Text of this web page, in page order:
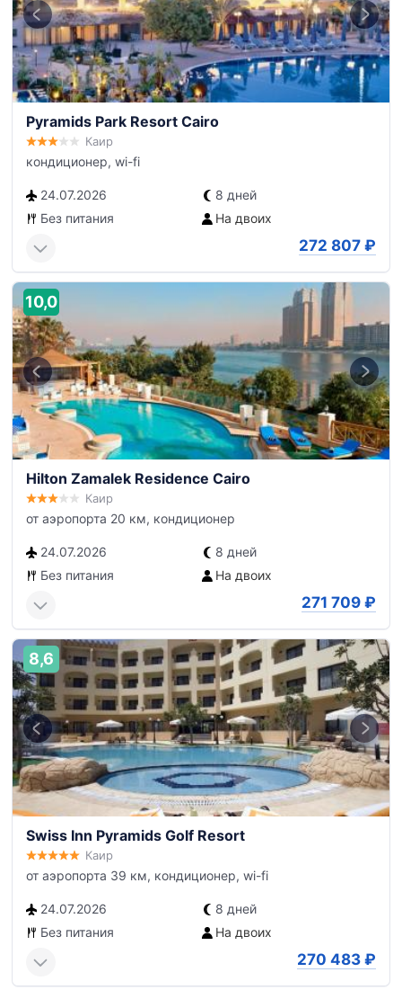
Pyramids Park Resort Cairo
Каир
кондиционер, wi-fi
24.07.2026
8 дней
Без питания
На двоих
272 807 ₽
10,0
Hilton Zamalek Residence Cairo
Каир
от аэропорта 20 км, кондиционер
24.07.2026
8 дней
Без питания
На двоих
271 709 ₽
8,6
Swiss Inn Pyramids Golf Resort
Каир
от аэропорта 39 км, кондиционер, wi-fi
24.07.2026
8 дней
Без питания
На двоих
270 483 ₽